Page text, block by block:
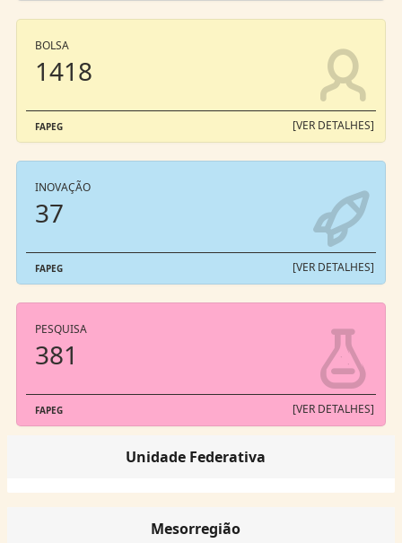
BOLSA
1418
FAPEG [VER DETALHES]
INOVAÇÃO
37
FAPEG [VER DETALHES]
PESQUISA
381
FAPEG [VER DETALHES]
Unidade Federativa
Mesorregião